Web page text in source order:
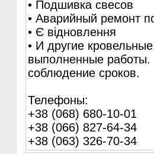
• Подшивка свесов
• Аварийный ремонт
• Є відновлення
• И другие
выполненные работы.
соблюдение сроков.
Телефоны:
+38 (068) 680-10-01
+38 (066) 827-64-34
+38 (063) 326-70-34